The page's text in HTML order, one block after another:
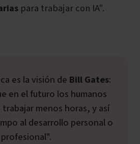
para trabajar con IA".
es la visión de Bill Gates:
en el futuro los humanos
menos horas, y así
al desarrollo personal o
profesional".